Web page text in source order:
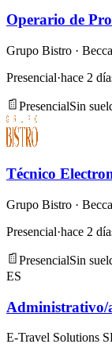
Operario de
Grupo Bistro ·
Presencial·hace 2
PresencialSin
Técnico
Grupo Bistro ·
Presencial·hace 2
PresencialSin
ES
Administrativo/
E-Travel Solutions